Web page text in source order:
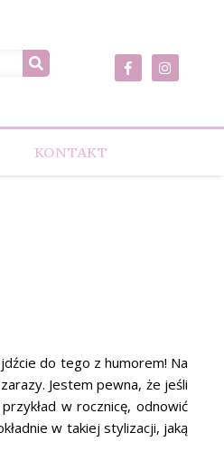
KONTAKT
do tego z humorem! Na
Jestem pewna, że jeśli
w rocznicę, odnowić
w takiej stylizacji, jaką